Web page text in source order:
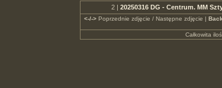
2 | 20250316 DG - Centrum. MM
<-/->Poprzednie zdjęcie / Następne zdjęcie |
Całkowita